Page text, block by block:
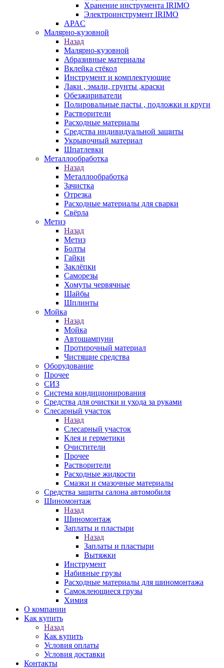
Хранение инструмента IRIMO
Электроинструмент IRIMO
APAC
Малярно-кузовной
Назад
Малярно-кузовной
Абразивные материалы
Вклейка стёкол
Инструмент и комплектующие
Лаки , эмали, грунты ,краски
Обезжириватели
Полировальные пасты , подложки и круги
Растворители
Расходные материалы
Средства индивидуальной защиты
Укрывочный материал
Шпатлевки
Металлообработка
Назад
Металлообработка
Зачистка
Отрезка
Расходные материалы для сварки
Свёрла
Метиз
Назад
Метиз
Болты
Гайки
Заклёпки
Саморезы
Хомуты червячные
Шайбы
Шплинты
Мойка
Назад
Мойка
Автошампуни
Протирочный материал
Чистящие средства
Оборудование
Прочее
СИЗ
Система кондиционирования
Средства для очистки и ухода за руками
Слесарный участок
Назад
Слесарный участок
Клея и герметики
Очистители
Прочее
Растворители
Расходные жидкости
Смазки и смазочные материалы
Средства защиты салона автомобиля
Шиномонтаж
Назад
Шиномонтаж
Заплаты и пластыри
Назад
Заплаты и пластыри
Вытяжки
Инструмент
Набивные грузы
Расходные материалы для шиномонтажа
Самоклеющиеся грузы
Химия
О компании
Как купить
Назад
Как купить
Условия оплаты
Условия доставки
Контакты